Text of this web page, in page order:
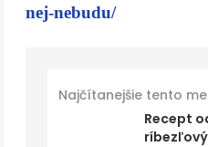
nej-nebudu/
Najčítanejšie tento
Recept